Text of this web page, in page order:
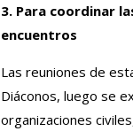
3. Para coordinar
encuentros
Las reuniones de
Diáconos, luego se
organizaciones